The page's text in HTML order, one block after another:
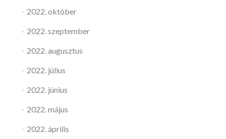
2022. október
2022. szeptember
2022. augusztus
2022. július
2022. június
2022. május
2022. április